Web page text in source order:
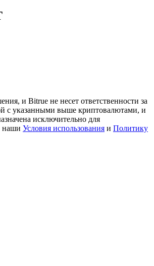
и Bitrue не несет ответственности за
с указанными выше криптовалютами, и
исключительно для
наши Условия использования и Политику